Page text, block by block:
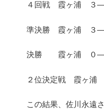
４回戦 霞ヶ浦 ３
準決勝 霞ヶ浦 ３
決勝 霞ヶ浦 ０―
２位決定戦 霞ヶ
この結果、佐川永遠